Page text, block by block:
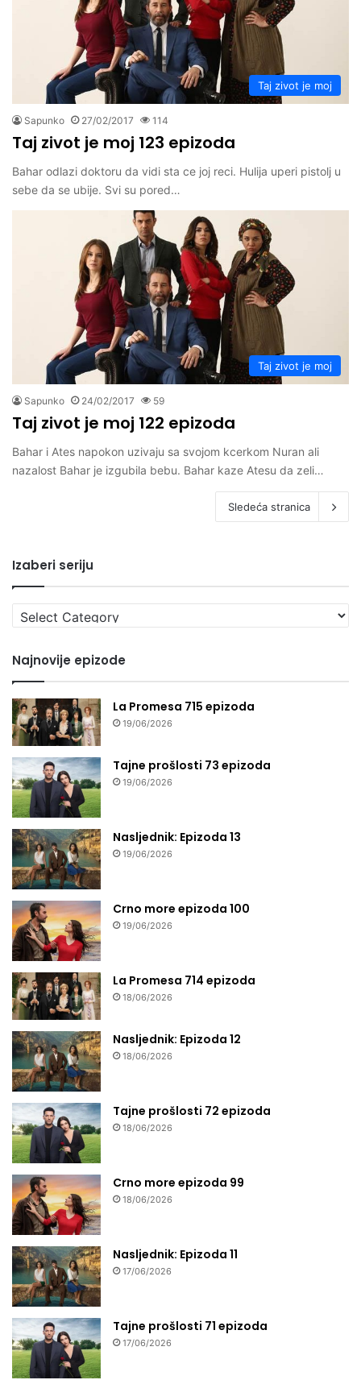
Taj zivot je moj
Sapunko 27/02/2017 114
Taj zivot je moj 123 epizoda
Bahar odlazi doktoru da vidi sta ce joj reci. Hulija uperi pistolj u
sebe da se ubije. Svi su pored…
Taj zivot je moj
Sapunko 24/02/2017 59
Taj zivot je moj 122 epizoda
Bahar i Ates napokon uzivaju sa svojom kcerkom Nuran ali
nazalost Bahar je izgubila bebu. Bahar kaze Atesu da zeli…
Sledeća stranica
Izaberi seriju
Izaberi
seriju
Najnovije epizode
La Promesa 715 epizoda
19/06/2026
Tajne prošlosti 73 epizoda
19/06/2026
Nasljednik: Epizoda 13
19/06/2026
Crno more epizoda 100
19/06/2026
La Promesa 714 epizoda
18/06/2026
Nasljednik: Epizoda 12
18/06/2026
Tajne prošlosti 72 epizoda
18/06/2026
Crno more epizoda 99
18/06/2026
Nasljednik: Epizoda 11
17/06/2026
Tajne prošlosti 71 epizoda
17/06/2026